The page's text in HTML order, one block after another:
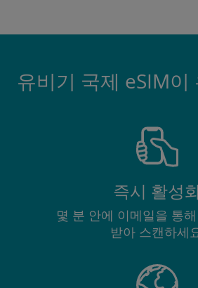
유비기 국제 eSIM이
즉시 활성
몇 분 안에 이메일을 통
받아 스캔하세